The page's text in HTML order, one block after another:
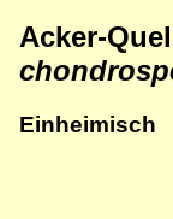
Acker-
Einheimisch